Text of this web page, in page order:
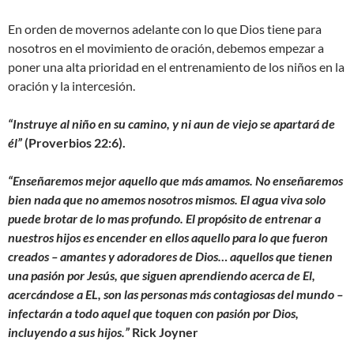
En orden de movernos adelante con lo que Dios tiene para
nosotros en el movimiento de oración, debemos empezar a
poner una alta prioridad en el entrenamiento de los niños en la
oración y la intercesión.
“Instruye al niño en su camino, y ni aun de viejo se apartará de
él”(Proverbios 22:6).
“Enseñaremos mejor aquello que más amamos. No enseñaremos
bien nada que no amemos nosotros mismos. El agua viva solo
puede brotar de lo mas profundo. El propósito de entrenar a
nuestros hijos es encender en ellos aquello para lo que fueron
creados – amantes y adoradores de Dios… aquellos que tienen
una pasión por Jesús, que siguen aprendiendo acerca de El,
acercándose a EL, son las personas más contagiosas del mundo –
infectarán a todo aquel que toquen con pasión por Dios,
incluyendo a sus hijos.” Rick Joyner